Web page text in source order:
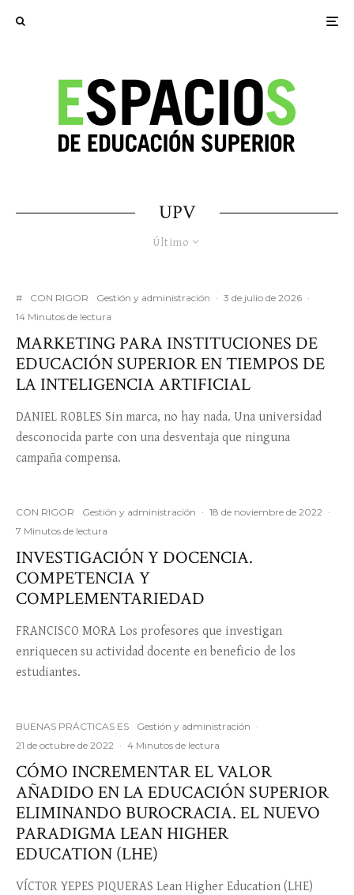
UPV
Último
# CON RIGOR Gestión y administración · 3 de julio de 2026 ·
14 Minutos de lectura
MARKETING PARA INSTITUCIONES DE
EDUCACIÓN SUPERIOR EN TIEMPOS DE
LA INTELIGENCIA ARTIFICIAL
DANIEL ROBLES Sin marca, no hay nada. Una universidad
desconocida parte con una desventaja que ninguna
campaña compensa.
CON RIGOR Gestión y administración · 18 de noviembre de 2022 ·
7 Minutos de lectura
INVESTIGACIÓN Y DOCENCIA.
COMPETENCIA Y
COMPLEMENTARIEDAD
FRANCISCO MORA Los profesores que investigan
enriquecen su actividad docente en beneficio de los
estudiantes.
BUENAS PRÁCTICAS ES Gestión y administración ·
21 de octubre de 2022 · 4 Minutos de lectura
CÓMO INCREMENTAR EL VALOR
AÑADIDO EN LA EDUCACIÓN SUPERIOR
ELIMINANDO BUROCRACIA. EL NUEVO
PARADIGMA LEAN HIGHER
EDUCATION (LHE)
VÍCTOR YEPES PIQUERAS Lean Higher Education (LHE)